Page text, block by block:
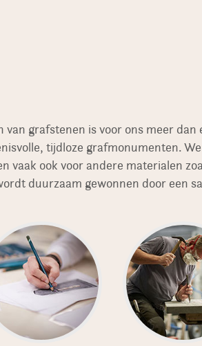
grafstenen is voor ons meer dan
tijdloze grafmonumenten.
vaak ook voor andere materialen
duurzaam gewonnen door een